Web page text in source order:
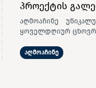
პროექტის
აღმოაჩინე
ყოველდღიურ
აღმოაჩინე